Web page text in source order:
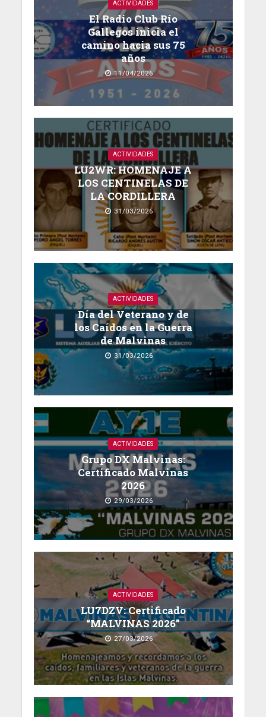
ACTIVIDADES
El Radio Club Río
Gallegos inicia el
camino hacia sus 75
años
11/04/2026
ACTIVIDADES
LU2WR: HOMENAJE A
LOS CENTINELAS DE
LA CORDILLERA
31/03/2026
ACTIVIDADES
Día del Veterano y de
los Caídos en la Guerra
de Malvinas
31/03/2026
ACTIVIDADES
Grupo DX Malvinas:
Certificado Malvinas
2026
29/03/2026
ACTIVIDADES
LU7DZV: Certificado
“MALVINAS 2026”
27/03/2026